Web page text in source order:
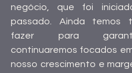
negócio, que foi
passado. Ainda temos
fazer para
continuaremos focados
nosso crescimento e